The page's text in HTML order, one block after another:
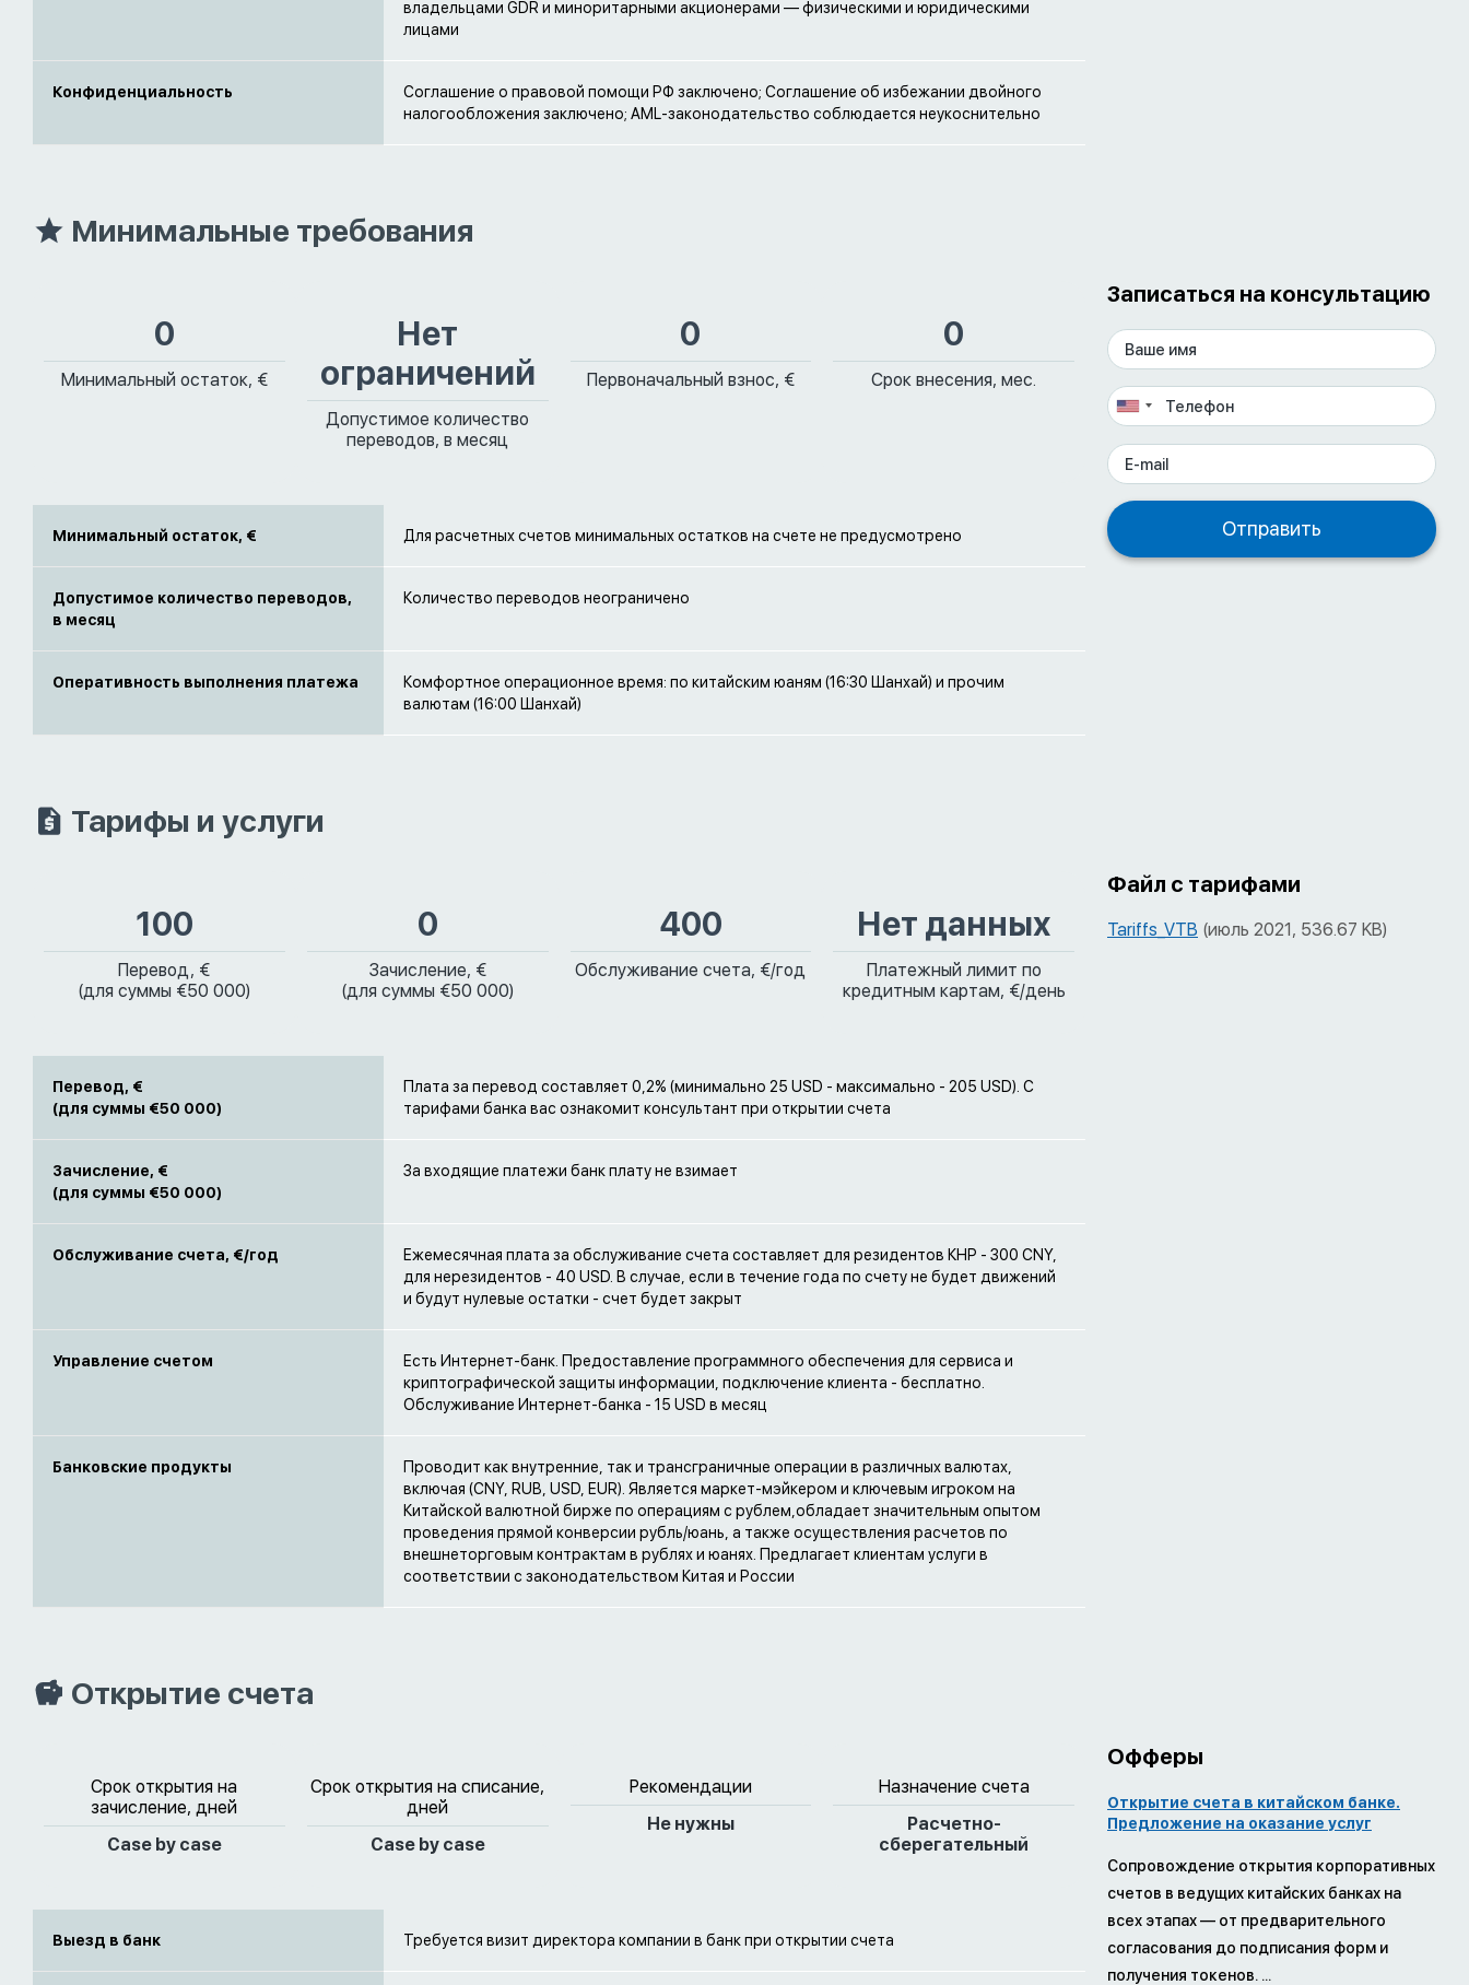
владельцами GDR и миноритарными акционерами — физическими и юридическими
лицами
Конфиденциальность
Соглашение о правовой помощи РФ заключено; Соглашение об избежании двойного
налогообложения заключено; AML-законодательство соблюдается неукоснительно
Минимальные требования
0
Минимальный остаток, €
Нет
ограничений
Допустимое количество
переводов, в месяц
0
Первоначальный взнос, €
0
Срок внесения, мес.
Минимальный остаток, € Для расчетных счетов минимальных остатков на счете не предусмотрено
Допустимое количество переводов,
в месяц
Количество переводов неограничено
Оперативность выполнения платежа
Комфортное операционное время: по китайским юаням (16:30 Шанхай) и прочим
валютам (16:00 Шанхай)
Записаться на консультацию
Тарифы и услуги
100
Перевод, €
(для суммы €50 000)
0
Зачисление, €
(для суммы €50 000)
400
Обслуживание счета, €/год
Нет данных
Платежный лимит по
кредитным картам, €/день
Перевод, €
(для суммы €50 000)
Плата за перевод составляет 0,2% (минимально 25 USD - максимально - 205 USD). С
тарифами банка вас ознакомит консультант при открытии счета
Зачисление, €
(для суммы €50 000)
За входящие платежи банк плату не взимает
Обслуживание счета, €/год
Ежемесячная плата за обслуживание счета составляет для резидентов КНР - 300 CNY,
для нерезидентов - 40 USD. В случае, если в течение года по счету не будет движений
и будут нулевые остатки - счет будет закрыт
Управление счетом
Есть Интернет-банк. Предоставление программного обеспечения для сервиса и
криптографической защиты информации, подключение клиента - бесплатно.
Обслуживание Интернет-банка - 15 USD в месяц
Банковские продукты
Проводит как внутренние, так и трансграничные операции в различных валютах,
включая (CNY, RUB, USD, EUR). Является маркет-мэйкером и ключевым игроком на
Китайской валютной бирже по операциям с рублем,обладает значительным опытом
проведения прямой конверсии рубль/юань, а также осуществления расчетов по
внешнеторговым контрактам в рублях и юанях. Предлагает клиентам услуги в
соответствии с законодательством Китая и России
Файл с тарифами
Tariffs_VTB (июль 2021, 536.67 KB)
Открытие счета
Срок открытия на
зачисление, дней
Case by case
Срок открытия на списание,
дней
Case by case
Рекомендации
Не нужны
Назначение счета
Расчетно-
сберегательный
Выезд в банк Требуется визит директора компании в банк при открытии счета
Офферы
Открытие счета в китайском банке.
Предложение на оказание услуг
Сопровождение открытия корпоративных
счетов в ведущих китайских банках на
всех этапах — от предварительного
согласования до подписания форм и
получения токенов. ...